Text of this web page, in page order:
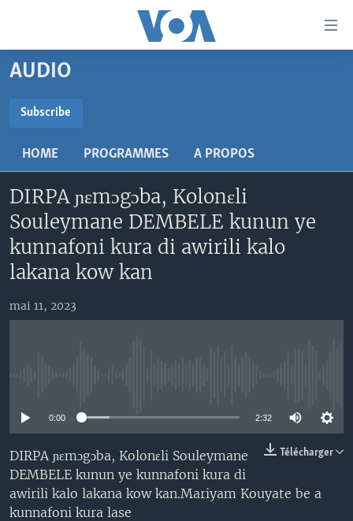
Menu
principal
navigation
principale
Retour
recherche
MALI KURA
RADIO
AN BA FO!
FARAFINA FOLI
Learning English
SUIVEZ-NOUS
AUDIO
Subscribe
HOME PROGRAMMES A PROPOS
DIRPA ɲɛmɔgɔba, Kolonɛli
Souleymane DEMBELE kunun ye
kunnafoni kura di awirili kalo
lakana kow kan
mai 11, 2023
0:00 2:32
Télécharger
DIRPA ɲɛmɔgɔba, Kolonɛli Souleymane
DEMBELE kunun ye kunnafoni kura di
awirili kalo lakana kow kan.Mariyam Kouyate be a
kunnafoni kura lase